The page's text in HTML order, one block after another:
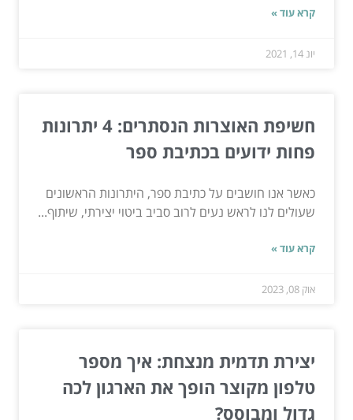
קרא עוד »
יונ 14, 2021
חשיפת האוצרות הנסתרים: 4 יתרונות
פחות ידועים בכתיבת ספר
כאשר אנו חושבים על כתיבת ספר, היתרונות הראשונים
שעולים לנו לראש נעים לרוב סביב ביטוי יצירתי, שיתוף...
קרא עוד »
אוק 08, 2023
יצירת תדמית מנצחת: איך מספר
טלפון מקוצר הופך את הארגון לכה
גדול ומבוסס?